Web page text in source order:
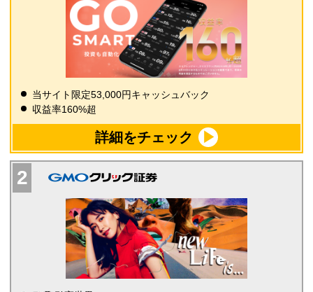
当サイト限定53,000円キャッシュバック
収益率160%超
詳細をチェック